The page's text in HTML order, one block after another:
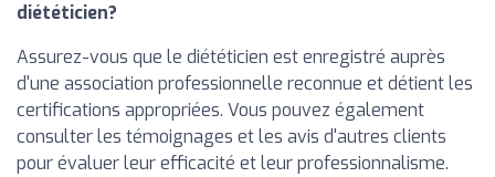
diététicien?
Assurez-vous que le diététicien est enregistré auprès
d'une association professionnelle reconnue et détient les
certifications appropriées. Vous pouvez également
consulter les témoignages et les avis d'autres clients
pour évaluer leur efficacité et leur professionnalisme.